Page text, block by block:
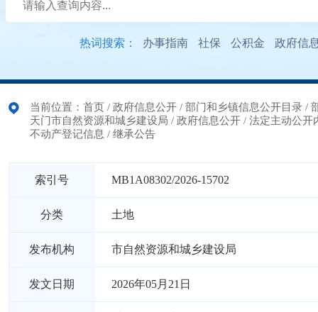
热词搜索： 办事指南 社保 公积金 政府信
当前位置： 首页 / 政府信息公开 / 部门和乡镇信息公开目录 /
天门市自然资源和城乡建设局 / 政府信息公开 / 法定主动公开
不动产登记信息 / 继承公告
索引号 MB1A08302/2026-15702
分类 土地
发布机构 市自然资源和城乡建设局
发文日期 2026年05月21日